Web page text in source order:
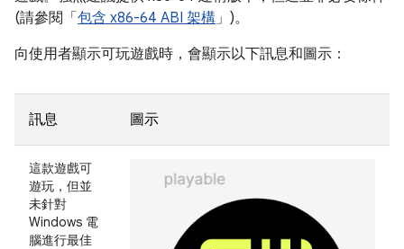
(請參閱「 包含 x86-64 ABI 架構」)。
向使用者顯示可玩遊戲時，會顯示以下訊息和圖示：
訊息 圖示
這款遊戲可
遊玩，但並
未針對
Windows 電
腦進行最佳